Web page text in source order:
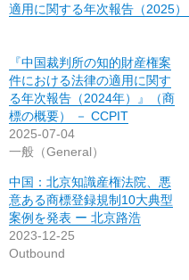
適用に関する年次報告（2025
『中国裁判所の知的財産権案
件における法律の適用に関す
る年次報告（2024年）』（商
標の概要） － CCPIT
2025-07-04
一般（General）
中国：北京知識産権法院、悪
意ある商標登録規制10大典型
案例を発表 ー 北京路浩
2023-12-25
Outbound